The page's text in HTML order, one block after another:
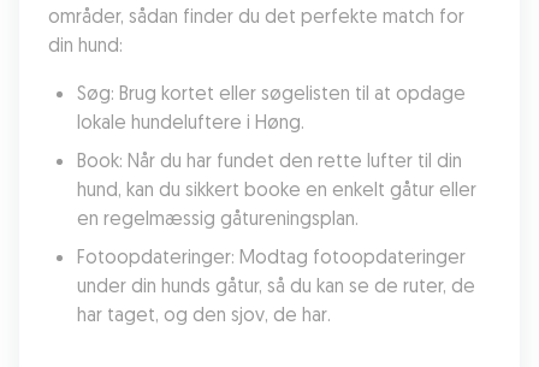
områder, sådan finder du det perfekte match for
din hund:
Søg: Brug kortet eller søgelisten til at opdage
lokale hundeluftere i Høng.
Book: Når du har fundet den rette lufter til din
hund, kan du sikkert booke en enkelt gåtur eller
en regelmæssig gåtureningsplan.
Fotoopdateringer: Modtag fotoopdateringer
under din hunds gåtur, så du kan se de ruter, de
har taget, og den sjov, de har.